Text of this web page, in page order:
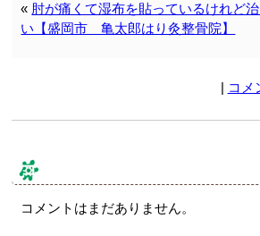
« 肘が痛くて湿布を貼っているけれど
い【盛岡市 亀太郎はり灸整骨院】
| コメ
コメント & トラックバック
コメントはまだありません。